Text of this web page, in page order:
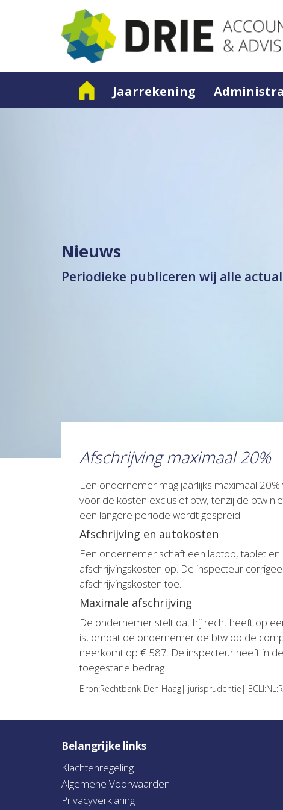
Jaarrekening
Nieuws
Periodieke publiceren wij alle
Afschrijving maximaal 20%
Een ondernemer mag jaarlijks maximaal
voor de kosten exclusief btw, tenzij de btw
een langere periode wordt gespreid.
Afschrijving en autokosten
Een ondernemer schaft een laptop, tablet
afschrijvingskosten op. De inspecteur
afschrijvingskosten toe.
Maximale afschrijving
De ondernemer stelt dat hij recht heeft op
is, omdat de ondernemer de btw op de
neerkomt op € 587. De inspecteur heeft in
toegestane bedrag.
Bron:Rechtbank Den Haag| jurisprudentie|
Belangrijke links
Klachtenregeling
Algemene Voorwaarden
Privacyverklaring